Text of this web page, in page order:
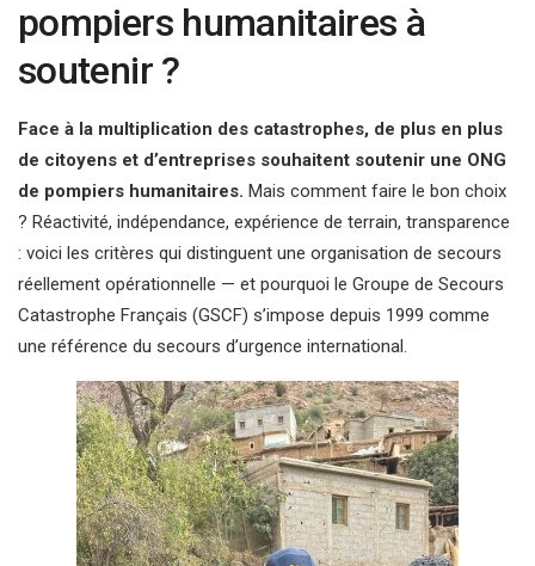
pompiers humanitaires à
soutenir ?
Face à la multiplication des catastrophes, de plus en plus
de citoyens et d’entreprises souhaitent soutenir une ONG
de pompiers humanitaires. Mais comment faire le bon choix
? Réactivité, indépendance, expérience de terrain, transparence
: voici les critères qui distinguent une organisation de secours
réellement opérationnelle — et pourquoi le Groupe de Secours
Catastrophe Français (GSCF) s’impose depuis 1999 comme
une référence du secours d’urgence international.